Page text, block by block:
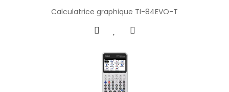
Calculatrice graphique TI-84EVO-T